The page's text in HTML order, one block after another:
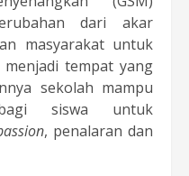
dari akar
masyarakat untuk
tempat yang
sekolah mampu
siswa untuk
, penalaran dan